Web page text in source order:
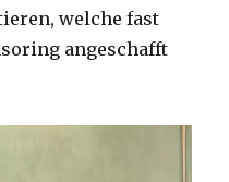
welche fast
angeschafft